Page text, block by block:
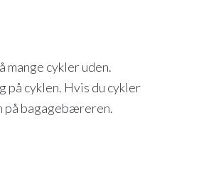
cykler uden.
på cyklen. Hvis du cykler
på bagagebæreren.